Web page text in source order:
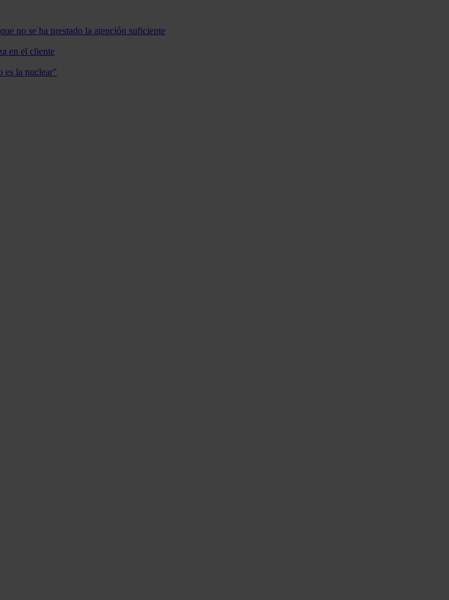
no se ha prestado la atención suficiente
en el cliente
es la nuclear"